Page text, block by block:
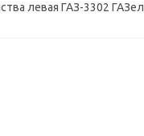
левая ГАЗ-3302